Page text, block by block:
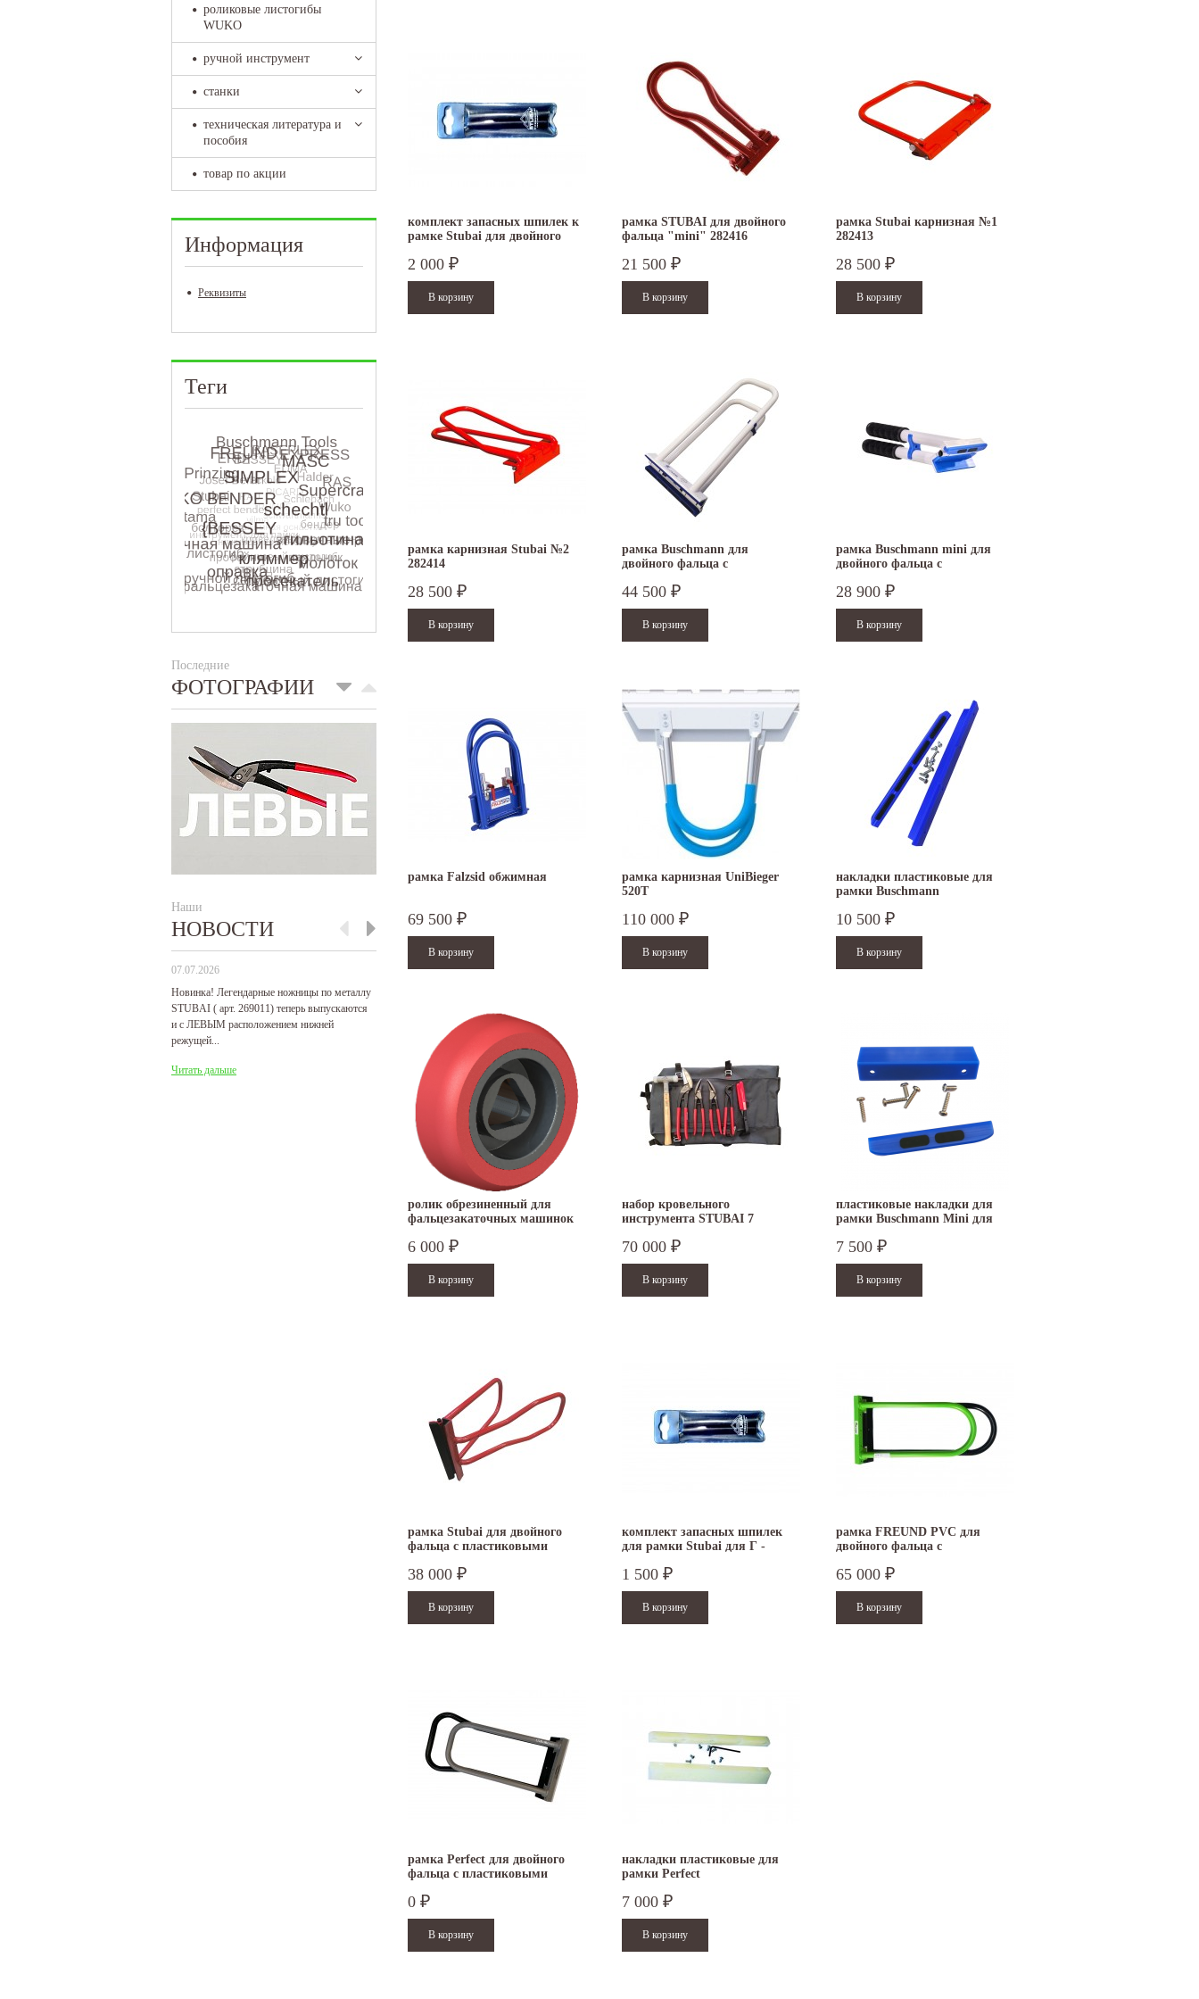
роликовые листогибы
WUKO
ручной инструмент
станки
техническая литература и
пособия
товар по акции
Информация
Реквизиты
Теги
Последние
ФОТОГРАФИИ
Наши
НОВОСТИ
07.07.2026
Новинка! Легендарные ножницы по металлу
STUBAI ( арт. 269011) теперь выпускаются
и с ЛЕВЫМ расположением нижней
режущей...
Читать дальше
29.12.2025
декабря - работаем в...
Читать дальше
30.04.2025
15.10.2024
комплект запасных шпилек к
рамке Stubai для двойного
2 000 ₽
рамка STUBAI для двойного
фальца "mini" 282416
21 500 ₽
рамка Stubai карнизная №1
282413
28 500 ₽
рамка карнизная Stubai №2
282414
28 500 ₽
рамка Buschmann для
двойного фальца с
44 500 ₽
рамка Buschmann mini для
двойного фальца с
28 900 ₽
рамка Falzsid обжимная
69 500 ₽
рамка карнизная UniBieger
520T
110 000 ₽
накладки пластиковые для
рамки Buschmann
10 500 ₽
ролик обрезиненный для
фальцезакаточных машинок
6 000 ₽
набор кровельного
инструмента STUBAI 7
70 000 ₽
пластиковые накладки для
рамки Buschmann Mini для
7 500 ₽
рамка Stubai для двойного
фальца с пластиковыми
38 000 ₽
комплект запасных шпилек
для рамки Stubai для Г -
1 500 ₽
рамка FREUND PVC для
двойного фальца с
65 000 ₽
рамка Perfect для двойного
фальца с пластиковыми
0 ₽
накладки пластиковые для
рамки Perfect
7 000 ₽